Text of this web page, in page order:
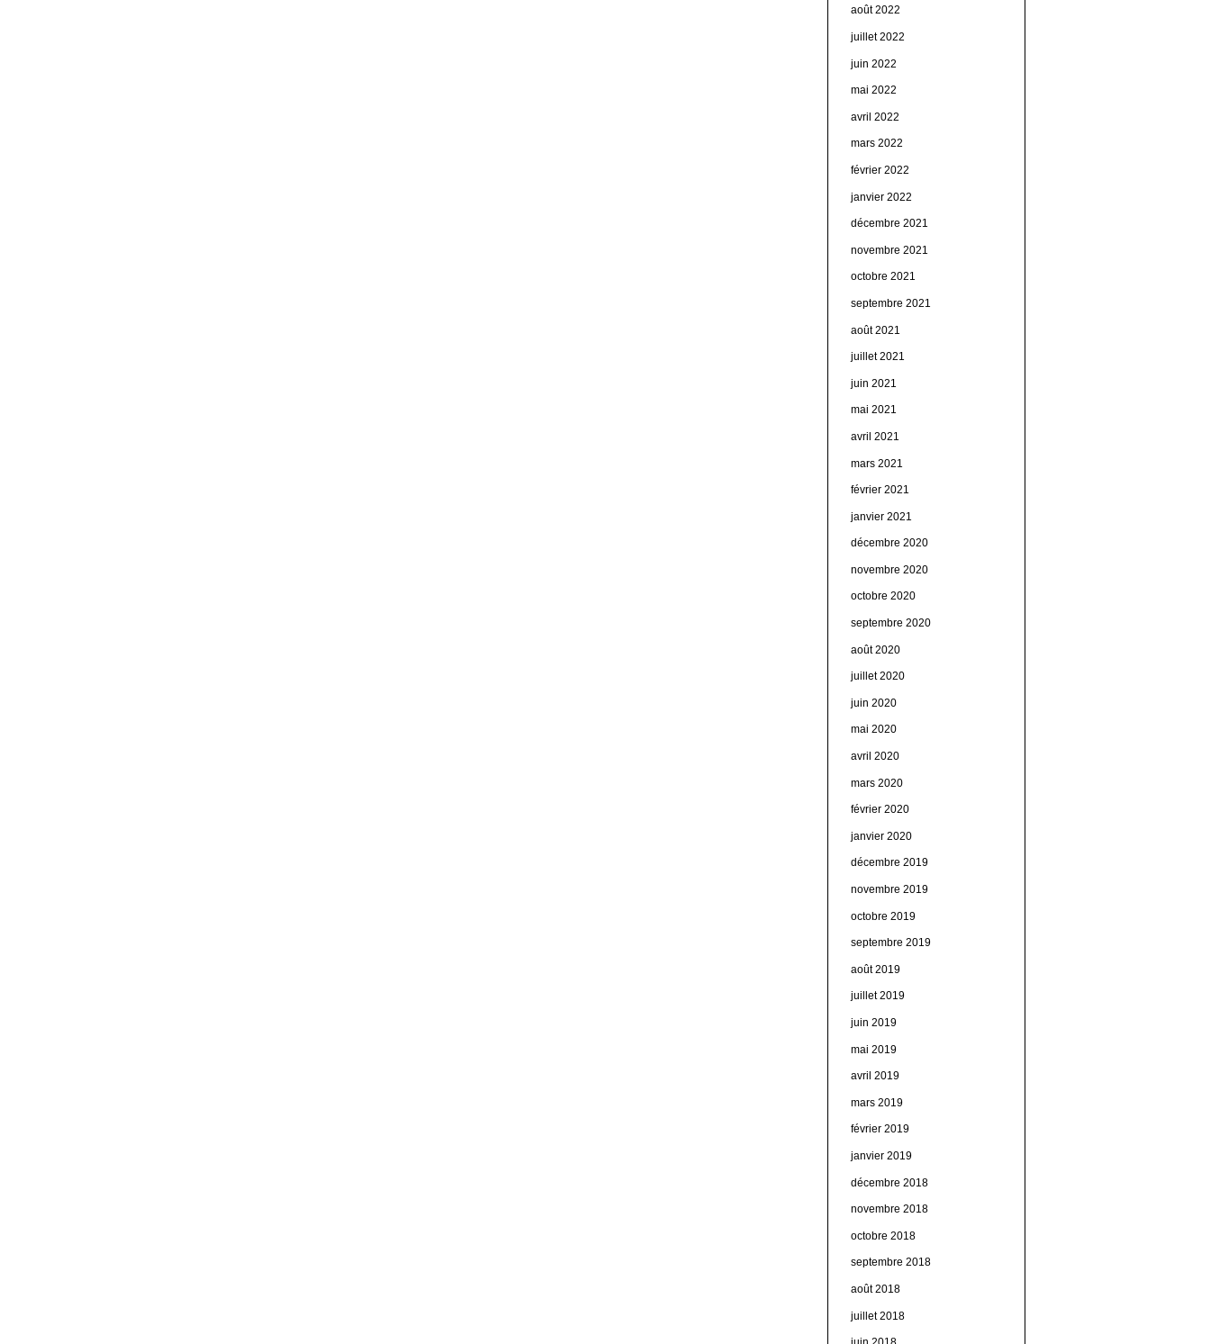
août 2022
juillet 2022
juin 2022
mai 2022
avril 2022
mars 2022
février 2022
janvier 2022
décembre 2021
novembre 2021
octobre 2021
septembre 2021
août 2021
juillet 2021
juin 2021
mai 2021
avril 2021
mars 2021
février 2021
janvier 2021
décembre 2020
novembre 2020
octobre 2020
septembre 2020
août 2020
juillet 2020
juin 2020
mai 2020
avril 2020
mars 2020
février 2020
janvier 2020
décembre 2019
novembre 2019
octobre 2019
septembre 2019
août 2019
juillet 2019
juin 2019
mai 2019
avril 2019
mars 2019
février 2019
janvier 2019
décembre 2018
novembre 2018
octobre 2018
septembre 2018
août 2018
juillet 2018